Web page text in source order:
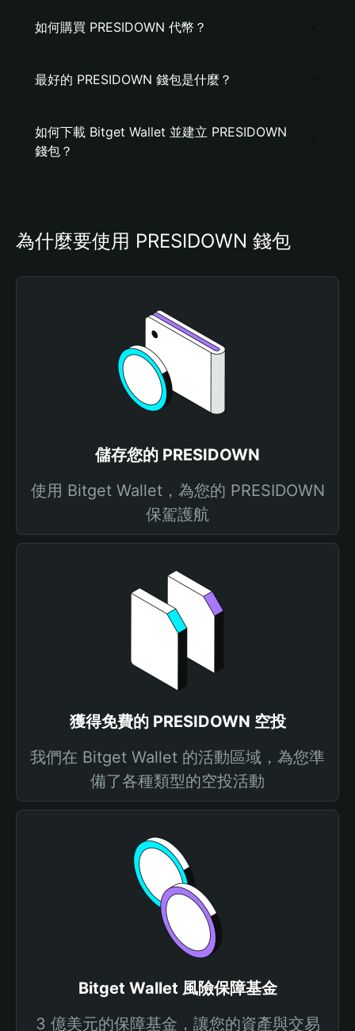
如何購買 PRESIDOWN 代幣？
最好的 PRESIDOWN 錢包是什麼？
如何下載 Bitget Wallet 並建立 PRESIDOWN
錢包？
為什麼要使用 PRESIDOWN 錢包
儲存您的 PRESIDOWN
使用 Bitget Wallet，為您的 PRESIDOWN
保駕護航
獲得免費的 PRESIDOWN 空投
我們在 Bitget Wallet 的活動區域，為您準
備了各種類型的空投活動
Bitget Wallet 風險保障基金
3 億美元的保障基金，讓您的資產與交易